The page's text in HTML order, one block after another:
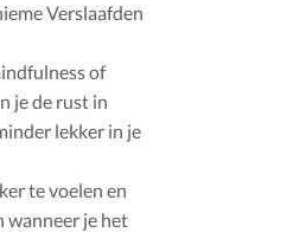
Verslaafden
of
je de rust in
lekker in je
te voelen en
wanneer je het